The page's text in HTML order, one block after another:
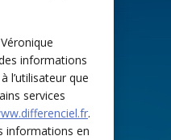
informations
l’utilisateur que
services
.
informations en